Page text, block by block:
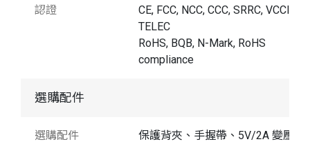
認證
CE, FCC, NCC, CCC, SRRC, VCCI,
TELEC
RoHS, BQB, N-Mark, RoHS
compliance
選購配件
選購配件
保護背夾、手握帶、5V/2A 變壓器